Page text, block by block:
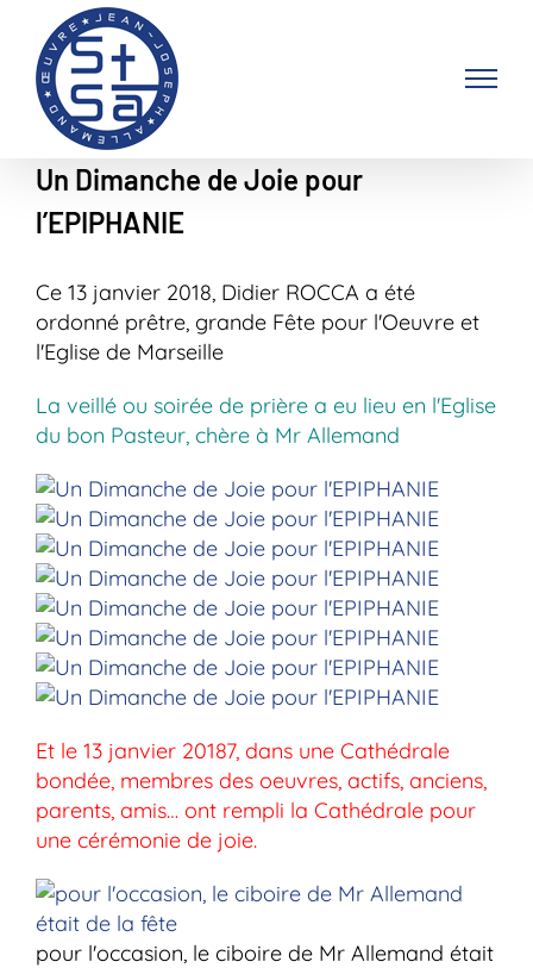
contenu
Un Dimanche de Joie pour
l’EPIPHANIE
Ce 13 janvier 2018, Didier ROCCA a été
ordonné prêtre, grande Fête pour l'Oeuvre et
l'Eglise de Marseille
La veillé ou soirée de prière a eu lieu en l'Eglise
du bon Pasteur, chère à Mr Allemand
Et le 13 janvier 20187, dans une Cathédrale
bondée, membres des oeuvres, actifs, anciens,
parents, amis… ont rempli la Cathédrale pour
une cérémonie de joie.
pour l'occasion, le ciboire de Mr Allemand était